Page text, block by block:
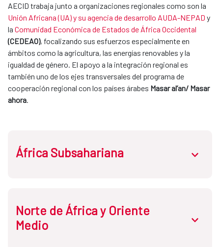
AECID trabaja junto a organizaciones regionales como son la
Unión Africana (UA) y su agencia de desarrollo AUDA-NEPAD y
la Comunidad Económica de Estados de África Occidental
(CEDEAO), focalizando sus esfuerzos especialmente en
ámbitos como la agricultura, las energías renovables y la
igualdad de género. El apoyo a la integración regional es
también uno de los ejes transversales del programa de
cooperación regional con los países árabes Masar al’an/ Masar
ahora.
África Subsahariana
Cabo Verde
Norte de África y Oriente
Medio